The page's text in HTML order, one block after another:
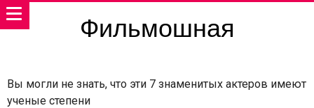
Фильмошная
Вы могли не знать, что эти 7 знаменитых актеров имеют
ученые степени